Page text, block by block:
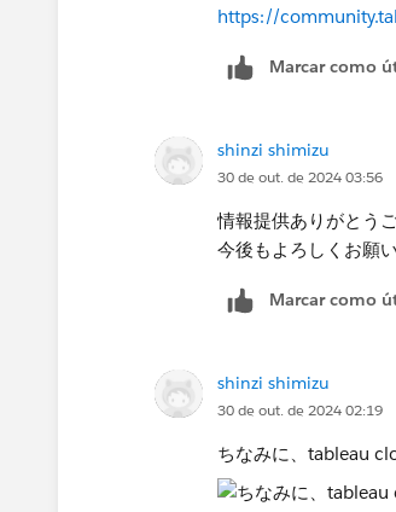
https://
Marcar como
shinzi shimizu
30 de out. de 2024 03:56
情報提供ありがとう
今後もよろしくお願
Marcar como
shinzi shimizu
30 de out. de 2024 02:19
ちなみに、tableau